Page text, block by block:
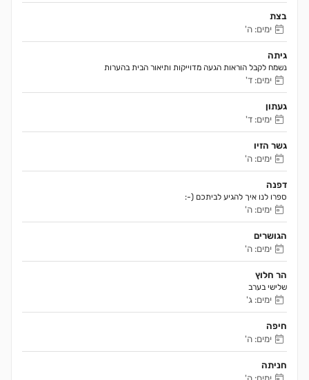
בצת
ימים: ה'
גיתה
נשמח לקבל הוראות הגעה מדוייקות ותיאור הבית בהערות
ימים: ד'
געתון
ימים: ד'
גשר הזיו
ימים: ה'
דפנה
ספרו לנו איך להגיע לביתכם (-:
ימים: ה'
הגושרים
ימים: ה'
הר חלוץ
שלישי בערב
ימים: ג'
חיפה
ימים: ה'
חניתה